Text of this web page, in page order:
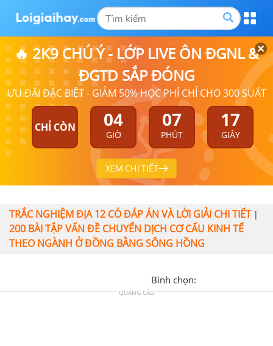
🔥 2K9 CHÚ Ý - LỚP LIVE ÔN ĐGNL &
ĐGTD SẮP ĐÓNG
ƯU ĐÃI ĐẶC BIỆT - GIẢM 50% HỌC PHÍ CHỈ CHO 300 SUẤT
CHỈ CÒN 04
GIỜ
07
PHÚT
17
GIÂY
XEM CHI TIẾT
TRẮC NGHIỆM ĐỊA 12 CÓ ĐÁP ÁN VÀ LỜI GIẢI CHI TIẾT|
200 BÀI TẬP VẤN ĐỀ CHUYỂN DỊCH CƠ CẤU KINH TẾ
THEO NGÀNH Ở ĐỒNG BẰNG SÔNG HỒNG
Bình chọn:
QUẢNG CÁO